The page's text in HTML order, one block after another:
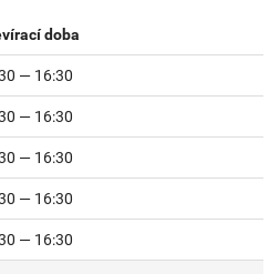
doba
— 16:30
— 16:30
— 16:30
— 16:30
— 16:30